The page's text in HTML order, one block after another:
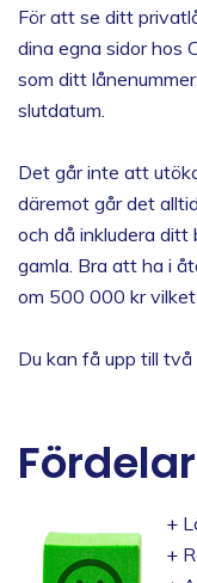
För att se ditt
dina egna sidor hos
som ditt
slutdatum.
Det går inte att
däremot går det
och då inkludera
gamla. Bra att ha i
om 500 000 kr
Du kan få upp till
Fördelar
+
+